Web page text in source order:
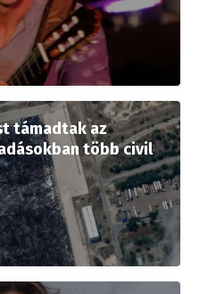
támadtak az
több civil